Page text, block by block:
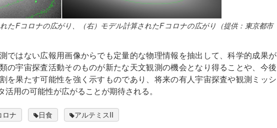
れたFコロナの広がり、（右）モデル計算されたFコロナの広がり（提供：東京都市
ではない広報用画像からでも定量的な物理情報を抽出して、科学的成果が
の宇宙探査活動そのものが新たな天文観測の機会となり得ることや、今後
を果たす可能性を強く示すものであり、将来の有人宇宙探査や観測ミッシ
活用の可能性が広がることが期待される。
ロナ 日食 アルテミスII